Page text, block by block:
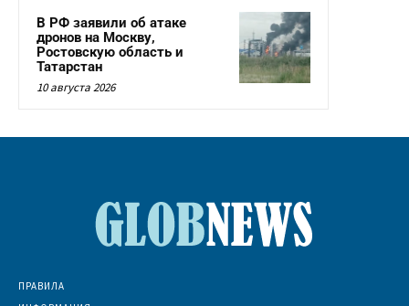
В РФ заявили об атаке
дронов на Москву,
Ростовскую область и
Татарстан
10 августа 2026
ПРАВИЛА